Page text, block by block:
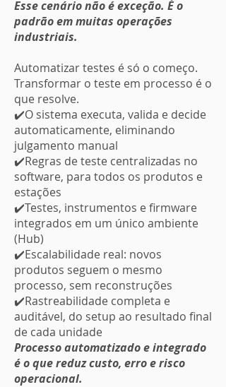
Esse cenário não é exceção. É o
padrão em muitas operações
industriais.
Automatizar testes é só o começo.
Transformar o teste em processo é o
que resolve.
✔️O sistema executa, valida e decide
automaticamente, eliminando
julgamento manual
✔️Regras de teste centralizadas no
software, para todos os produtos e
estações
✔️Testes, instrumentos e firmware
integrados em um único ambiente
(Hub)
✔️Escalabilidade real: novos
produtos seguem o mesmo
processo, sem reconstruções
✔️Rastreabilidade completa e
auditável, do setup ao resultado final
de cada unidade
Processo automatizado e integrado
é o que reduz custo, erro e risco
operacional.